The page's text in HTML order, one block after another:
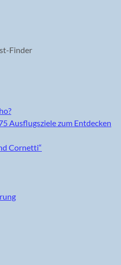
Finder
Ausflugsziele zum Entdecken
Cornetti“